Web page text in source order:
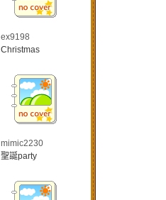
ex9198
Christmas
mimic2230
聖誕party